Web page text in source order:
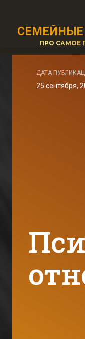
ПРО САМОЕ
ДАТА
25 сентября,